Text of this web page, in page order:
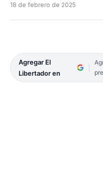
18 de febrero de 2025
Agregar El
Libertador en